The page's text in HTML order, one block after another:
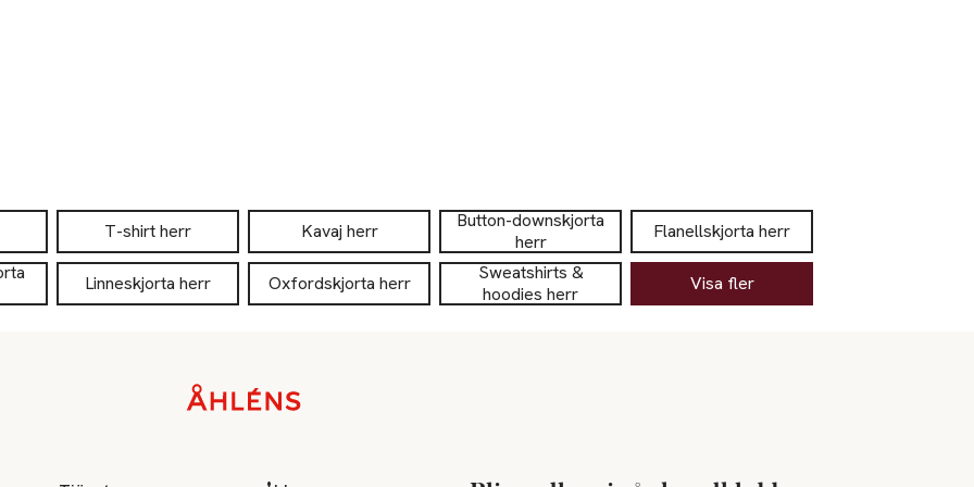
T-shirt herr Kavaj herr
Button-downskjorta
herr
Flanellskjorta herr
Linneskjorta herr Oxfordskjorta herr
Sweatshirts &
hoodies herr
Visa fler